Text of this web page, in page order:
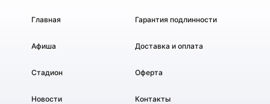
Главная
Афиша
Стадион
Новости
Гарантия подлинности
Доставка и оплата
Оферта
Контакты